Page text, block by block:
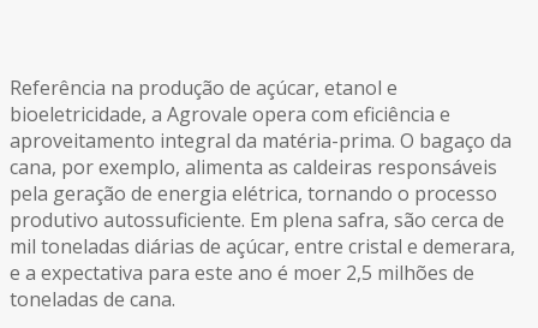
Referência na produção de açúcar, etanol e
bioeletricidade, a Agrovale opera com eficiência e
aproveitamento integral da matéria-prima. O bagaço da
cana, por exemplo, alimenta as caldeiras responsáveis
pela geração de energia elétrica, tornando o processo
produtivo autossuficiente. Em plena safra, são cerca de
mil toneladas diárias de açúcar, entre cristal e demerara,
e a expectativa para este ano é moer 2,5 milhões de
toneladas de cana.